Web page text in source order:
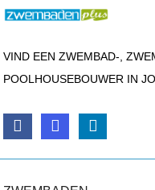
VIND EEN ZWEMBAD-,
POOLHOUSEBOUWER IN